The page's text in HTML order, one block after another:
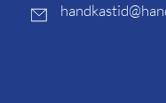
handkastid